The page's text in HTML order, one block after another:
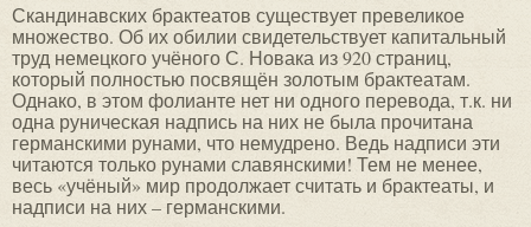
Скандинавских брактеатов существует превеликое
множество. Об их обилии свидетельствует капитальный
труд немецкого учёного С. Новака из 920 страниц,
который полностью посвящён золотым брактеатам.
Однако, в этом фолианте нет ни одного перевода, т.к. ни
одна руническая надпись на них не была прочитана
германскими рунами, что немудрено. Ведь надписи эти
читаются только рунами славянскими! Тем не менее,
весь «учёный» мир продолжает считать и брактеаты, и
надписи на них – германскими.